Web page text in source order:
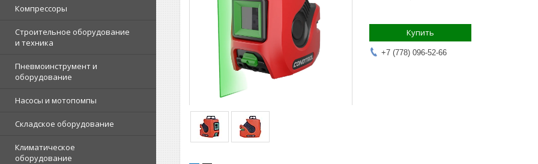
Компрессоры
Строительное оборудование
и техника
Пневмоинструмент и
оборудование
Насосы и мотопомпы
Складское оборудование
Климатическое
оборудование
Купить
+7 (778) 096-52-66